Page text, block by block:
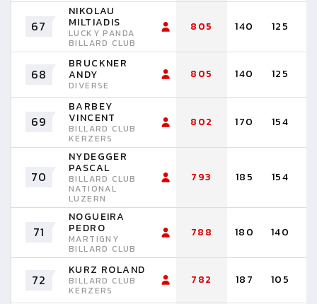
67
NIKOLAU
MILTIADIS
LUCKY PANDA
BILLARD CLUB
805 140 125
68
BRUCKNER
ANDY
DIVERSE
805 140 125
69
BARBEY
VINCENT
BILLARD CLUB
KERZERS
802 170 154
70
NYDEGGER
PASCAL
BILLARD CLUB
NATIONAL
LUZERN
793 185 154
71
NOGUEIRA
PEDRO
MARTIGNY
BILLARD CLUB
788 180 140
72
KURZ ROLAND
BILLARD CLUB
KERZERS
782 187 105